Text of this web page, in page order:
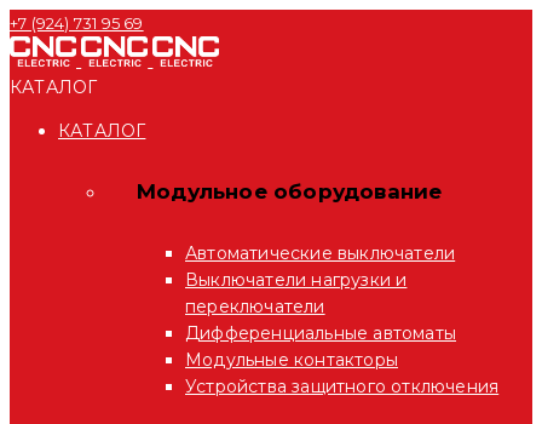
+7 (924) 731 95 69
КАТАЛОГ
КАТАЛОГ
Модульное оборудование
Автоматические выключатели
Выключатели нагрузки и
переключатели
Дифференциальные автоматы
Модульные контакторы
Устройства защитного отключения